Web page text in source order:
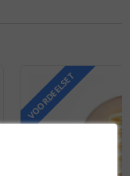
VOORDEELSET